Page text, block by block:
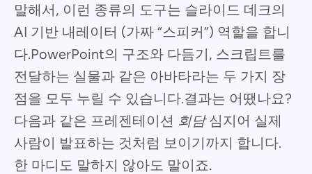
말해서, 이런 종류의 도구는 슬라이드 데크의
AI 기반 내레이터 (가짜 “스피커”) 역할을 합니
다.PowerPoint의 구조와 다듬기, 스크립트를
전달하는 실물과 같은 아바타라는 두 가지 장
점을 모두 누릴 수 있습니다.결과는 어땠나요?
다음과 같은 프레젠테이션 회담심지어 실제
사람이 발표하는 것처럼 보이기까지 합니다.
한 마디도 말하지 않아도 말이죠.